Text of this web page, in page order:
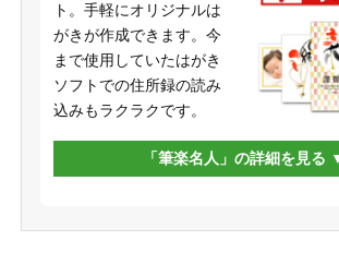
ト。手軽にオリジナルは
がきが作成できます。今
まで使用していたはがき
ソフトでの住所録の読み
込みもラクラクです。
「筆楽名人」の詳細を見る